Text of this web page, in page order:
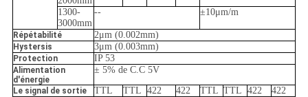
1300-
3000mm
-- ±10μm/m
Répétabilité 2μm (0.002mm)
Hystersis 3μm (0.003mm)
Protection IP 53
Alimentation
d'énergie
± 5% de C.C 5V
Le signal de sortie TTL TTL 422 422 TTL TTL 422 422